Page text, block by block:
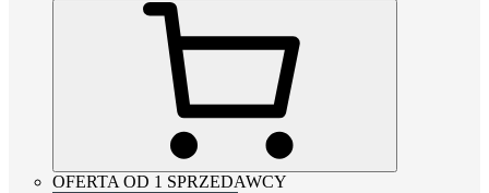
OFERTA OD 1 SPRZEDAWCY